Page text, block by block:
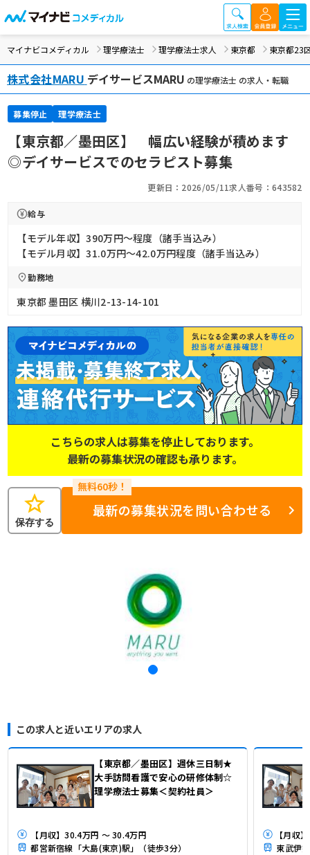
マイナビコメディカル 理学療法士 理学療法士求人 東京都 東京都23
株式会社MARU デイサービスMARU の理学療法士 の求人・転職
募集停止 理学療法士
【東京都／墨田区】 幅広い経験が積めます
◎デイサービスでのセラピスト募集
更新日：2026/05/11求人番号：643582
給与
【モデル年収】390万円〜程度（諸手当込み）
【モデル月収】31.0万円〜42.0万円程度（諸手当込み）
勤務地
東京都 墨田区 横川2-13-14-101
こちらの求人は募集を停止しております。
最新の募集状況の確認も承ります。
star
保存する
最新の募集状況を問い合わせる
この求人と近いエリアの求人
【東京都／墨田区】週休三日制★
大手訪問看護で安心の研修体制☆
理学療法士募集＜契約社員＞
【月収】30.4万円 ～ 30.4万円
都営新宿線「大島(東京)駅」（徒歩3分）
東武伊